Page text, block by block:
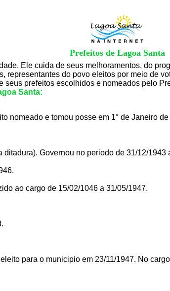
Prefeitos de Lagoa Santa
Ele cuida de seus melhoramentos, do
representantes do povo eleitos por meio de
seus prefeitos escolhidos e nomeados pelo
Santa:
nomeado e tomou posse em 1° de Janeiro de
Governou no periodo de 31/12/1943
ao cargo de 15/02/1046 a 31/05/1947.
para o municipio em 23/11/1947. No